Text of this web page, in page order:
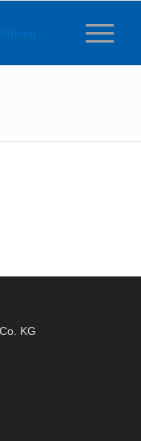
KG